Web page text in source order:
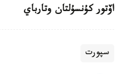
اۆتور كۇنسۇلتان وتارباي
سپورت